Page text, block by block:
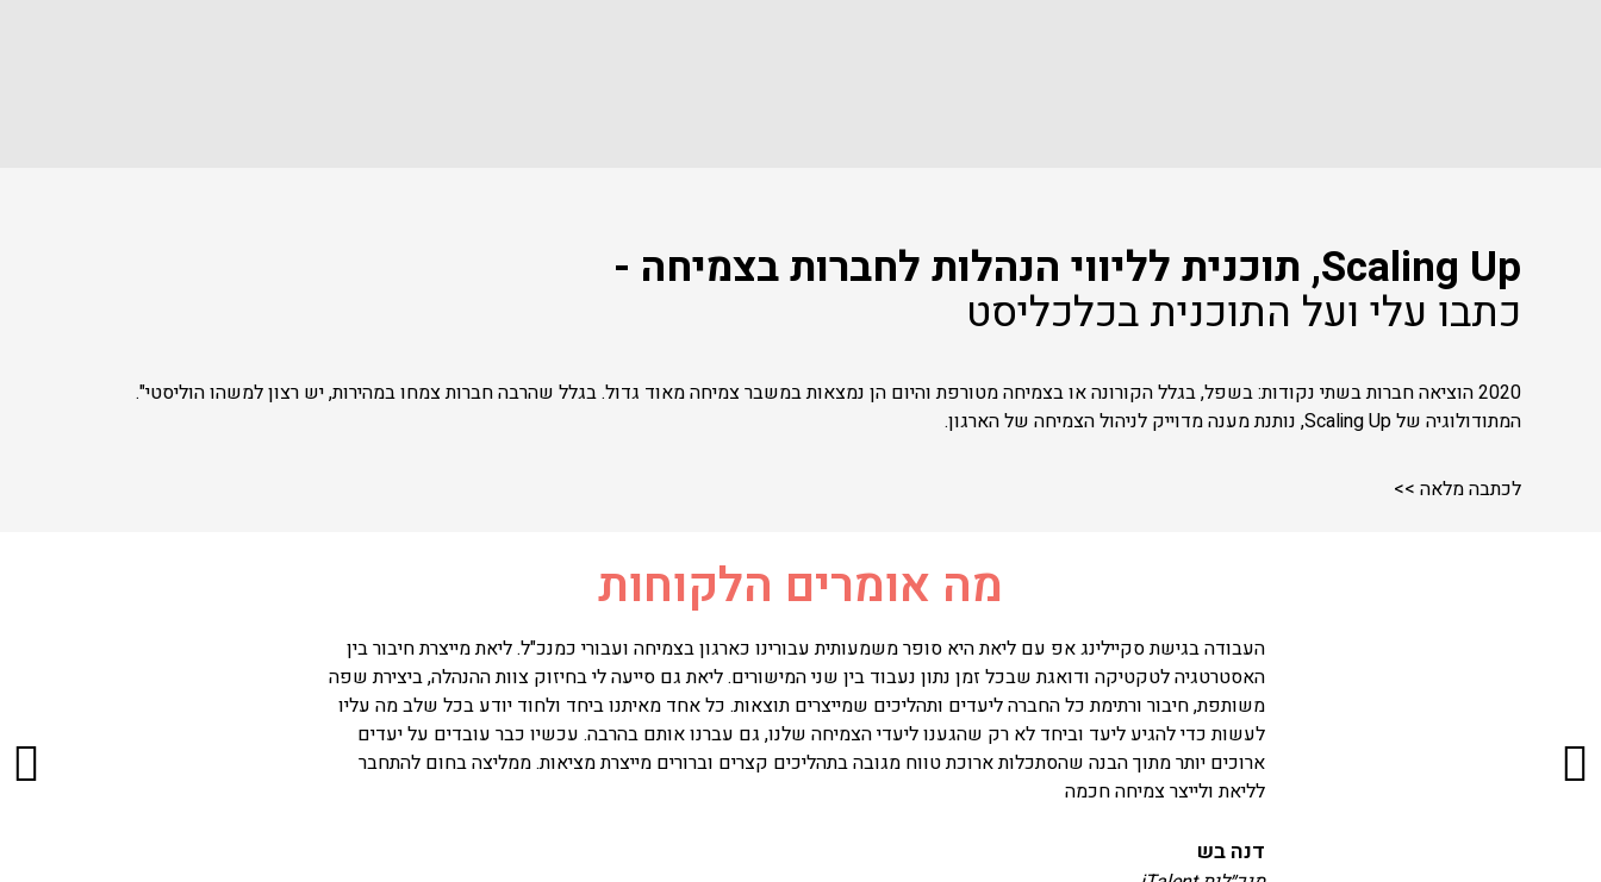
Scaling Up, תוכנית לליווי הנהלות לחברות בצמיחה -
כתבו עלי ועל התוכנית בכלכליסט
2020 הוציאה חברות בשתי נקודות: בשפל, בגלל הקורונה או בצמיחה מטורפת והיום הן נמצאות במשבר צמיחה מאוד גדול. בגלל שהרבה חברות צמחו במהירות, יש רצון למשהו הוליסטי".
המתודולוגיה של Scaling Up, נותנת מענה מדוייק לניהול הצמיחה של הארגון.
לכתבה מלאה >>
מה אומרים הלקוחות
העבודה בגישת סקיילינג אפ עם ליאת היא סופר משמעותית עבורינו כארגון בצמיחה ועבורי כמנכ"ל. ליאת מייצרת חיבור בין
האסטרטגיה לטקטיקה ודואגת שבכל זמן נתון נעבוד בין שני המישורים. ליאת גם סייעה לי בחיזוק צוות ההנהלה, ביצירת שפה
משותפת, חיבור ורתימת כל החברה ליעדים ותהליכים שמייצרים תוצאות. כל אחד מאיתנו ביחד ולחוד יודע בכל שלב מה עליו
לעשות כדי להגיע ליעד וביחד לא רק שהגענו ליעדי הצמיחה שלנו, גם עברנו אותם בהרבה. עכשיו כבר עובדים על יעדים
ארוכים יותר מתוך הבנה שהסתכלות ארוכת טווח מגובה בתהליכים קצרים וברורים מייצרת מציאות. ממליצה בחום להתחבר
לליאת ולייצר צמיחה חכמה
דנה בש